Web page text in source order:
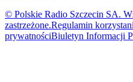
© Polskie Radio Szczecin SA.
zastrzeżone.Regulamin
prywatnościBiuletyn Informacji